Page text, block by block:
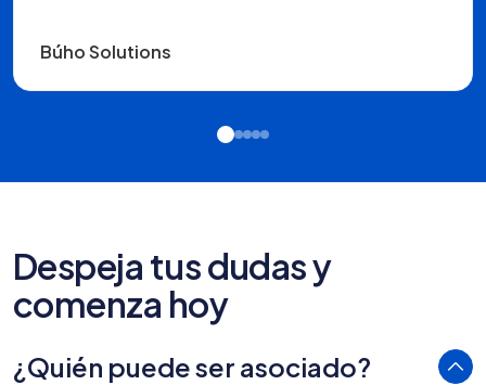
Búho Solutions
Despeja tus dudas y
comenza hoy
¿Quién puede ser asociado?